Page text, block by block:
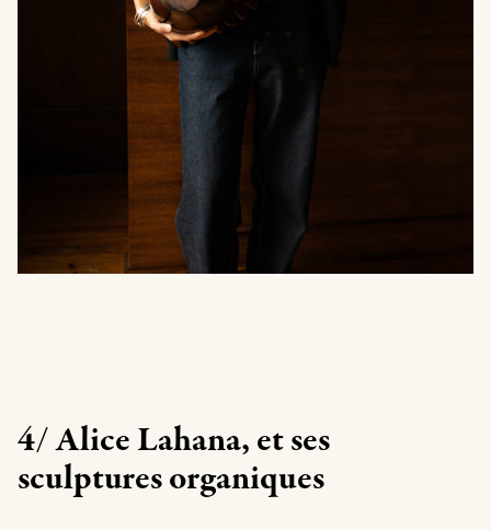
4/ Alice Lahana, et ses
sculptures organiques